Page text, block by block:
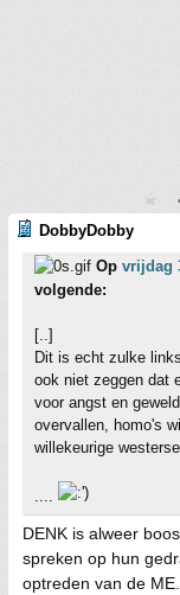
DobbyDobby
Op vrijdag
volgende:
[..]
Dit is echt zulke
ook niet zeggen dat
voor angst en
overvallen, homo's
willekeurige
....
DENK is alweer
spreken op hun
optreden van de